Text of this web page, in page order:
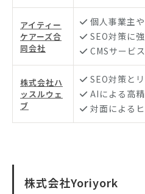
アイティー
ケアーズ合
同会社
個人事業主
SEO対策に
CMSサービ
株式会社ハ
ッスルウェ
ブ
SEO対策と
AIによる高
対面による
株式会社Yoriyork